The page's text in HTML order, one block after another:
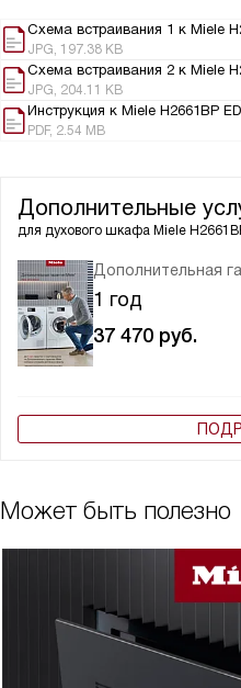
Схема встраивания 1 к Miele
JPG, 197.38 KB
Схема встраивания 2 к Miele
JPG, 204.11 KB
Инструкция к Miele H2661BP
PDF, 2.54 MB
Дополнительные
для духового шкафа Miele
Дополнительная
1 год
37 470 руб.
Может быть полезно